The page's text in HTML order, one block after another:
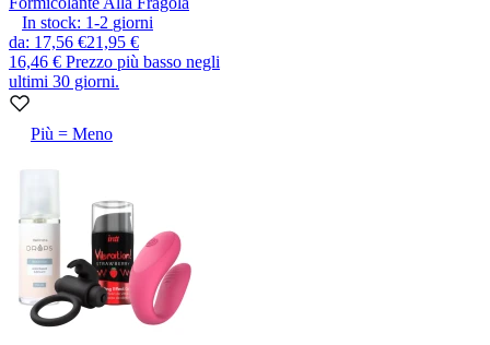
In stock: 1-2 giorni
da: 17,56 €21,95 €
16,46 € Prezzo più basso negli
ultimi 30 giorni.
Più = Meno